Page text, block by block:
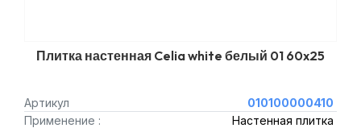
Плитка настенная Celia white белый 01 60x25
Артикул
010100000410
Применение :
Настенная плитка